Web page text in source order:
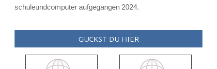
schuleundcomputer aufgegangen 2024.
GUCKST DU HIER